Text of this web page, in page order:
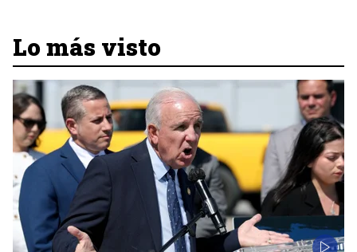
Lo más visto